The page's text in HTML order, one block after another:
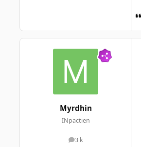
Myrdhin
INpactien
3 k
messages